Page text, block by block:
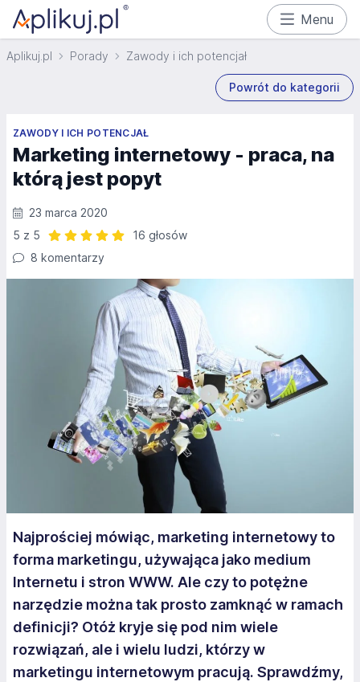
Menu
Aplikuj.pl Porady Zawody i ich potencjał
Powrót do kategorii
ZAWODY I ICH POTENCJAŁ
Marketing internetowy - praca, na
którą jest popyt
23 marca 2020
5 z 5
16 głosów
8 komentarzy
Najprościej mówiąc, marketing internetowy to
forma marketingu, używająca jako medium
Internetu i stron WWW. Ale czy to potężne
narzędzie można tak prosto zamknąć w ramach
definicji? Otóż kryje się pod nim wiele
rozwiązań, ale i wielu ludzi, którzy w
marketingu internetowym pracują. Sprawdźmy,